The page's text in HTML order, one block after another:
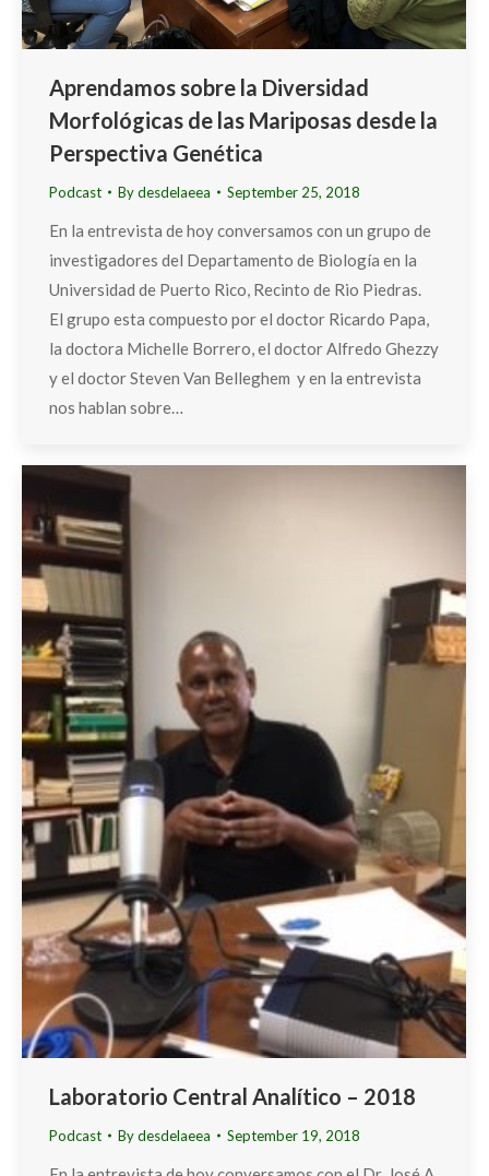
Aprendamos sobre la Diversidad
Morfológicas de las Mariposas desde la
Perspectiva Genética
Podcast Bydesdelaeea September 25, 2018
En la entrevista de hoy conversamos con un grupo de
investigadores del Departamento de Biología en la
Universidad de Puerto Rico, Recinto de Rio Piedras.
El grupo esta compuesto por el doctor Ricardo Papa,
la doctora Michelle Borrero, el doctor Alfredo Ghezzy
y el doctor Steven Van Belleghem y en la entrevista
nos hablan sobre…
Laboratorio Central Analítico – 2018
Podcast Bydesdelaeea September 19, 2018